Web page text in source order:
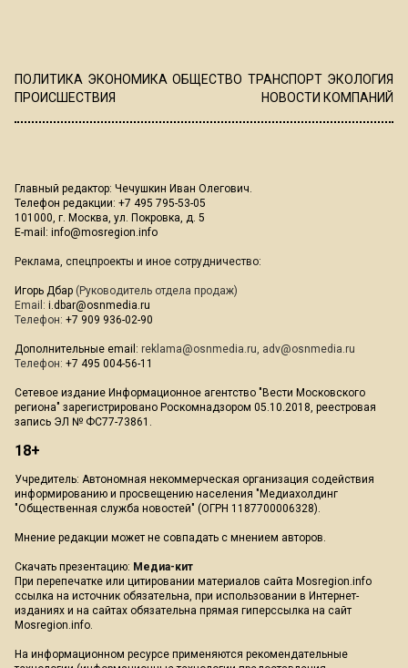
ПОЛИТИКА ЭКОНОМИКА ОБЩЕСТВО ТРАНСПОРТ ЭКОЛОГИЯ
ПРОИСШЕСТВИЯ
НОВОСТИ КОМПАНИЙ
Главный редактор: Чечушкин Иван Олегович.
Телефон редакции: +7 495 795-53-05
101000, г. Москва, ул. Покровка, д. 5
E-mail: info@mosregion.info
Реклама, спецпроекты и иное сотрудничество:
Игорь Дбар (Руководитель отдела продаж)
Email: i.dbar@osnmedia.ru
Телефон: +7 909 936-02-90
Дополнительные email: reklama@osnmedia.ru, adv@osnmedia.ru
Телефон: +7 495 004-56-11
Сетевое издание Информационное агентство "Вести Московского
региона" зарегистрировано Роскомнадзором 05.10.2018, реестровая
запись ЭЛ № ФС77-73861.
18+
Учредитель: Автономная некоммерческая организация содействия
информированию и просвещению населения "Медиахолдинг
"Общественная служба новостей" (ОГРН 1187700006328).
Мнение редакции может не совпадать с мнением авторов.
Скачать презентацию: Медиа-кит
При перепечатке или цитировании материалов сайта Mosregion.info
ссылка на источник обязательна, при использовании в Интернет-
изданиях и на сайтах обязательна прямая гиперссылка на сайт
Mosregion.info.
На информационном ресурсе применяются рекомендательные